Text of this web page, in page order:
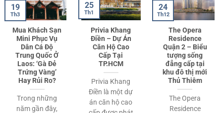
Mua Khách Sạn
Mini Phục Vụ
Dân Cá Độ
Trung Quốc Ở
Laos: ‘Gà Đẻ
Trứng Vàng’
Hay Rủi Ro?
Trong những
năm gần đây,
19
Th3
Privia Khang
Điền – Dự Án
Căn Hộ Cao
Cấp Tại
TP.HCM
Privia Khang
Điền là một dự
án căn hộ cao
25
Th1
The Opera
Residence
Quận 2 – Biểu
tượng sống
đẳng cấp tại
khu đô thị mới
Thủ Thiêm
The Opera
Residence
24
Th12